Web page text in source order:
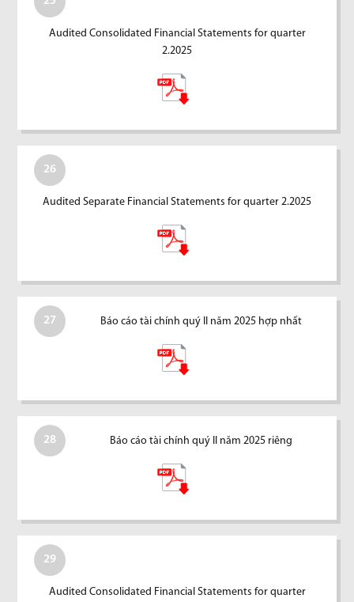
Audited Consolidated Financial Statements for quarter
2.2025
26
Audited Separate Financial Statements for quarter 2.2025
27 Báo cáo tài chính quý II năm 2025 hợp nhất
28 Báo cáo tài chính quý II năm 2025 riêng
29
Audited Consolidated Financial Statements for quarter